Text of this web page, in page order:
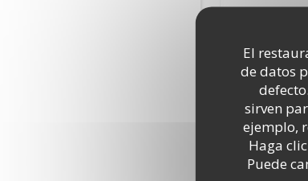
El
de datos
sirven
ejemplo,
Haga
Puede
EmileS
2026-06-15 -
Tout